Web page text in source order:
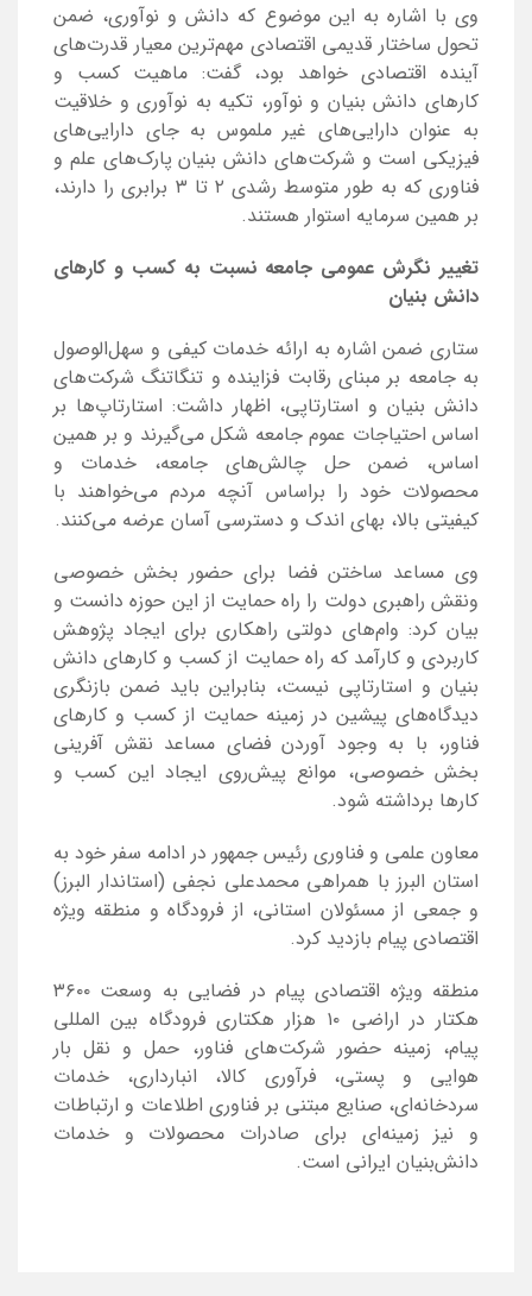
وی با اشاره به این موضوع که دانش و نوآوری، ضمن
تحول ساختار قدیمی اقتصادی مهم‌ترین معیار قدرت‌های
آینده اقتصادی خواهد بود، گفت: ماهیت کسب و
کار‌های دانش بنیان و نوآور، تکیه به نوآوری و خلاقیت
به عنوان دارایی‌های غیر ملموس به جای دارایی‌های
فیزیکی است و شرکت‌های دانش بنیان پارک‌های علم و
فناوری که به طور متوسط رشدی ۲ تا ۳ برابری را دارند،
بر همین سرمایه استوار هستند.
تغییر نگرش عمومی جامعه نسبت به کسب و کارهای
دانش بنیان
ستاری ضمن اشاره به ارائه خدمات کیفی و سهل‌الوصول
به جامعه بر مبنای رقابت فزاینده و تنگاتنگ شرکت‌های
دانش بنیان و استارتاپی، اظهار داشت: استارتاپ‌ها بر
اساس احتیاجات عموم جامعه شکل می‌گیرند و بر همین
اساس، ضمن حل چالش‌های جامعه، خدمات و
محصولات خود را براساس آنچه مردم می‌خواهند با
کیفیتی بالا، بهای اندک و دسترسی آسان عرضه می‌کنند.
وی مساعد ساختن فضا برای حضور بخش خصوصی
ونقش راهبری دولت را راه حمایت از این حوزه دانست و
بیان کرد: وام‌های دولتی راهکاری برای ایجاد پژوهش
کاربردی و کارآمد که راه حمایت از کسب و کار‌های دانش
بنیان و استارتاپی نیست، بنابراین باید ضمن بازنگری
دیدگاه‌های پیشین در زمینه حمایت از کسب و کار‌های
فناور، با به وجود آوردن فضای مساعد نقش آفرینی
بخش خصوصی، موانع پیش‌روی ایجاد این کسب و
کار‌ها برداشته شود.
معاون علمی و فناوری رئیس جمهور در ادامه سفر خود به
استان البرز با همراهی محمدعلی نجفی (استاندار البرز)
و جمعی از مسئولان استانی، از فرودگاه و منطقه ویژه
اقتصادی پیام بازدید کرد.
منطقه ویژه اقتصادی پیام در فضایی به وسعت ۳۶۰۰
هکتار در اراضی ۱۰ هزار هکتاری فرودگاه بین المللی
پیام، زمینه حضور شرکت‌های فناور، حمل و نقل بار
هوایی و پستی، فرآوری کالا، انبارداری، خدمات
سردخانه‌ای، صنایع مبتنی بر فناوری اطلاعات و ارتباطات
و نیز زمینه‌ای برای صادرات محصولات و خدمات
دانش‌بنیان ایرانی است.